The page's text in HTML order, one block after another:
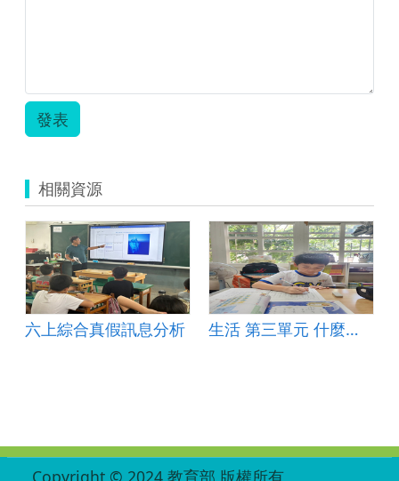
發表
相關資源
六上綜合真假訊息分析 生活 第三單元 什麼最好玩
Copyright © 2024 教育部 版權所有